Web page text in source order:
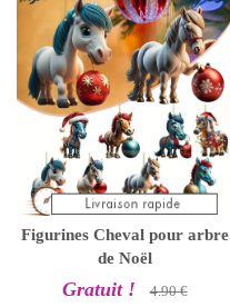
Figurines Cheval pour arbre
de Noël
Gratuit ! 4.90 €